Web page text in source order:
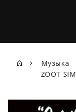
Музыка
ZOOT